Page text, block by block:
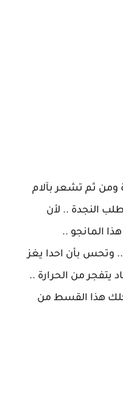
ومن ثم تشعر بآلام
النجدة .. لأن
المانجو ..
وتحس بأن احدا يغز
من الحرارة ..
اكلك هذا القسط من